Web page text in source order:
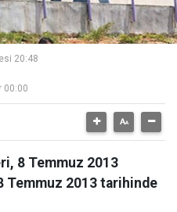
20:48
00:00
8 Temmuz 2013
Temmuz 2013 tarihinde